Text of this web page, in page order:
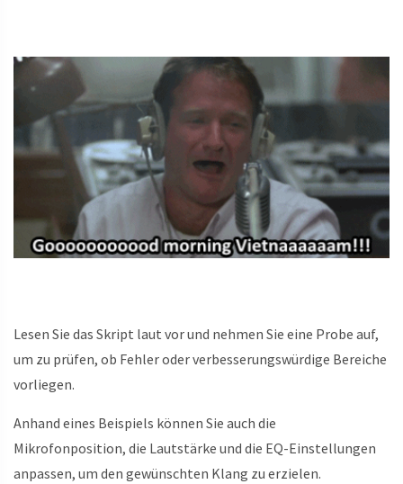
Lesen Sie das Skript laut vor und nehmen Sie eine Probe auf,
um zu prüfen, ob Fehler oder verbesserungswürdige Bereiche
vorliegen.
Anhand eines Beispiels können Sie auch die
Mikrofonposition, die Lautstärke und die EQ-Einstellungen
anpassen, um den gewünschten Klang zu erzielen.